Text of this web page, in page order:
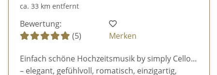
ca. 33 km entfernt
Bewertung:
(5)
Merken
Einfach schöne Hochzeitsmusik by simply Cello...
– elegant, gefühlvoll, romatisch, einzigartig,